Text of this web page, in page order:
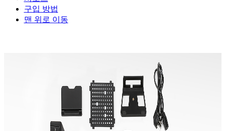
구입 방법
맨 위로 이동